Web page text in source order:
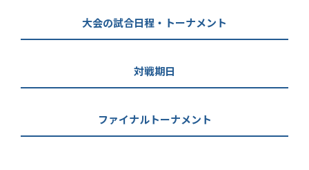
大会の試合日程・トーナメント
対戦期日
ファイナルトーナメント